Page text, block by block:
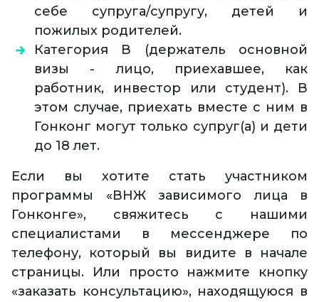
себе супруга/супругу, детей и
пожилых родителей.
Категория В (держатель основной
визы - лицо, приехавшее, как
работник, инвестор или студент). В
этом случае, приехать вместе с ним в
Гонконг могут только супруг(а) и дети
до 18 лет.
Если вы хотите стать участником
программы «ВНЖ зависимого лица в
Гонконге», свяжитесь с нашими
специалистами в мессенджере по
телефону, который вы видите в начале
страницы. Или просто нажмите кнопку
«заказать консультацию», находящуюся в